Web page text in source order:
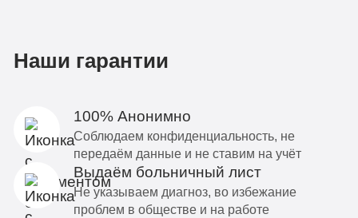
Наши гарантии
100% Анонимно
Соблюдаем конфиденциальность, не
передаём данные и не ставим на учёт
Выдаём больничный лист
Не указываем диагноз, во избежание
проблем в обществе и на работе